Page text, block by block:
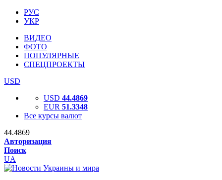
РУС
УКР
ВИДЕО
ФОТО
ПОПУЛЯРНЫЕ
СПЕЦПРОЕКТЫ
USD
USD 44.4869
EUR 51.3348
Все курсы валют
44.4869
Авторизация
Поиск
UA